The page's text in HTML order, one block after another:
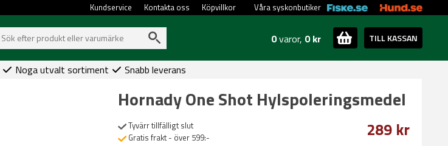
Våra syskonbutiker
Köpvillkor
Kontakta oss
Kundservice
0varor, 0 kr TILL KASSAN
Noga utvalt sortiment Snabb leverans
Hornady One Shot Hylspoleringsmedel
Tyvärr tillfälligt slut
Gratis frakt - över 599:-
289 kr